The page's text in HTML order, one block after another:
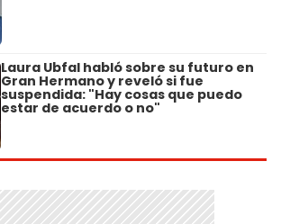
Laura Ubfal habló sobre su futuro en
Gran Hermano y reveló si fue
suspendida: "Hay cosas que puedo
estar de acuerdo o no"